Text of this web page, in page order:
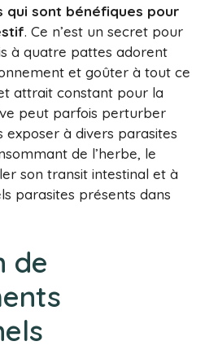
qui sont bénéfiques pour
. Ce n’est un secret pour
à quatre pattes adorent
et goûter à tout ce
attrait constant pour la
peut parfois perturber
exposer à divers parasites
de l’herbe, le
son transit intestinal et à
parasites présents dans
de